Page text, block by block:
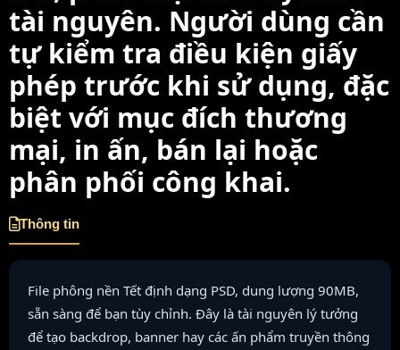
tài nguyên. Người dùng cần
tự kiểm tra điều kiện giấy
phép trước khi sử dụng, đặc
biệt với mục đích thương
mại, in ấn, bán lại hoặc
phân phối công khai.
Thông tin
File phông nền Tết định dạng PSD, dung lượng 90MB,
sẵn sàng để bạn tùy chỉnh. Đây là tài nguyên lý tưởng
để tạo backdrop, banner hay các ấn phẩm truyền thông